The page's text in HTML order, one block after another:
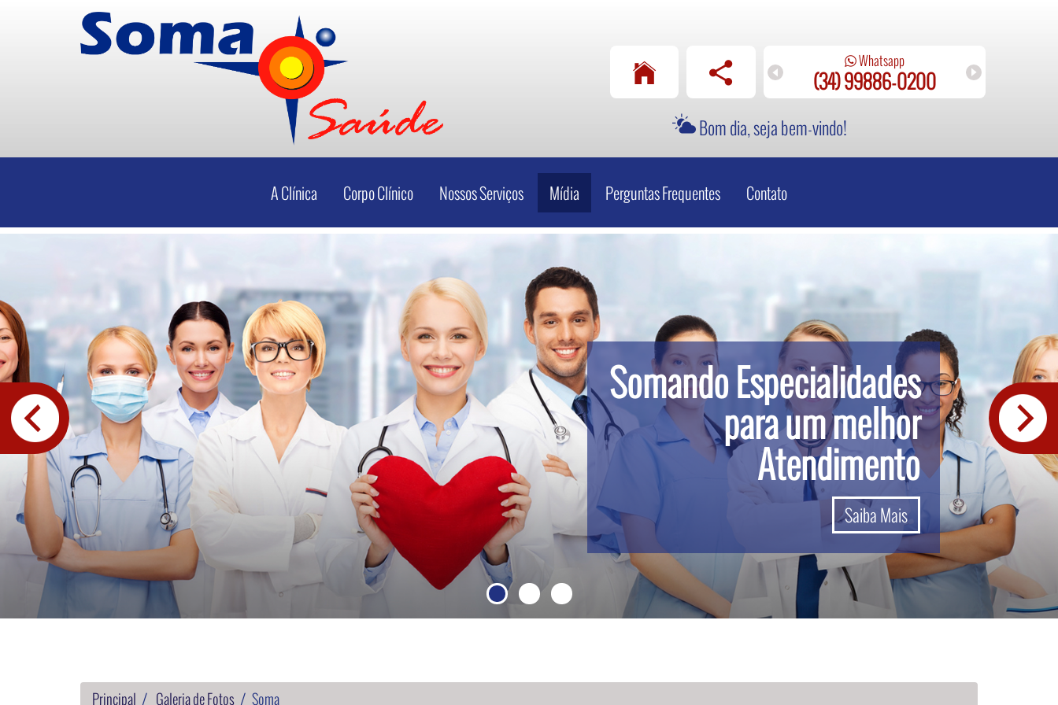
Telefone
(34) 3256-0200
Whatsapp
(34) 99886-0200
Bom dia, seja bem-vindo!
A Clínica Corpo Clínico Nossos Serviços Mídia Perguntas Frequentes Contato
Somando Especialidades
para um melhor
Atendimento
Saiba Mais
Principal Galeria de Fotos Soma